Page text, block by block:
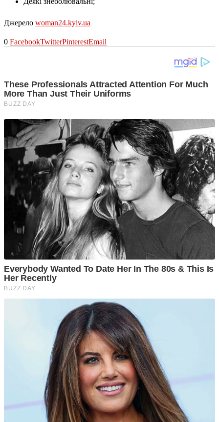
Джерело woman24.kyiv.ua
0 FacebookTwitterPinterestEmail